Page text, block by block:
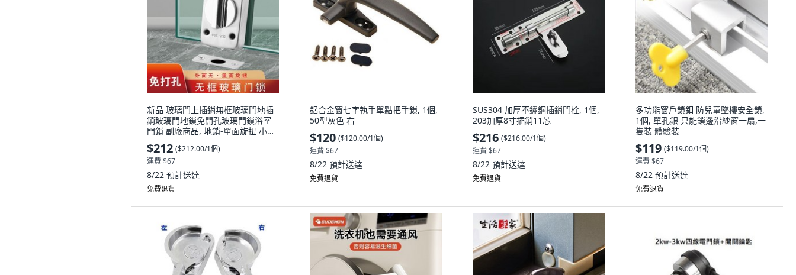
新品 玻璃門上插銷無框玻璃門地插
銷玻璃門地鎖免開孔玻璃門鎖浴室
門鎖 副廠商品, 地鎖-單面旋扭 小號
款, 1個
$212 ($212.00/1個)
運費 $67
8/22 預計送達
免費退貨
鋁合金窗七字執手單點把手鎖, 1個,
50型灰色 右
$120 ($120.00/1個)
運費 $67
8/22 預計送達
免費退貨
SUS304 加厚不鏽鋼插銷門栓, 1個,
203加厚8寸插銷11芯
$216 ($216.00/1個)
運費 $67
8/22 預計送達
免費退貨
多功能窗戶鎖釦 防兒童墜樓安全鎖,
1個, 單孔銀 只能鎖邊沿紗窗一扇,一
隻裝 體驗裝
$119 ($119.00/1個)
運費 $67
8/22 預計送達
免費退貨